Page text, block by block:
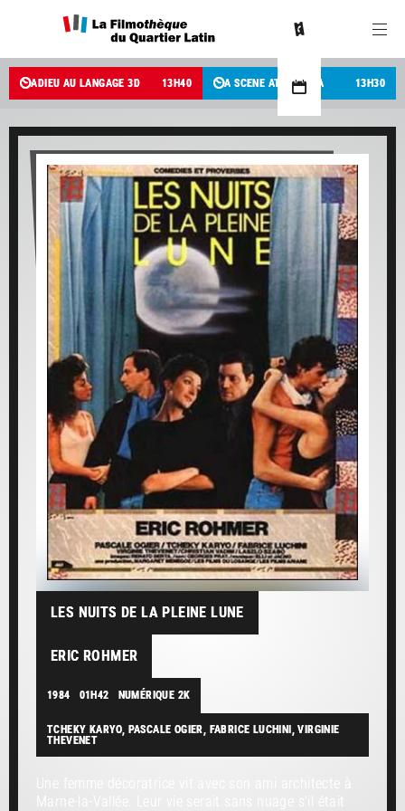
ADIEU AU LANGAGE 3D 13 H40 A SCENE AT THE SEA 13 H30
LES NUITS DE LA PLEINE LUNE
ERIC ROHMER
1984 01H42 NUMÉRIQUE 2K
TCHEKY KARYO, PASCALE OGIER, FABRICE LUCHINI, VIRGINIE
THEVENET
Marne-la-Vallée. Leur vie serait sans nuage s’il était